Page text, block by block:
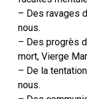
– Des ravages
nous.
– Des progrès
mort, Vierge
– De la
nous.